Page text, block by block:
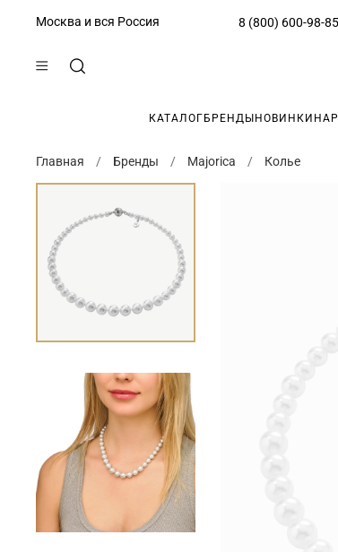
Москва и вся Россия 8 (800) 600-98-85
КАТАЛОГ БРЕНДЫ НОВИНКИ
Главная Бренды Majorica Колье